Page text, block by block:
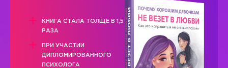
КНИГА СТАЛА ТОЛЩЕ В 1,5
РАЗА
ПРИ УЧАСТИИ
ДИПЛОМИРОВАННОГО
ПСИХОЛОГА